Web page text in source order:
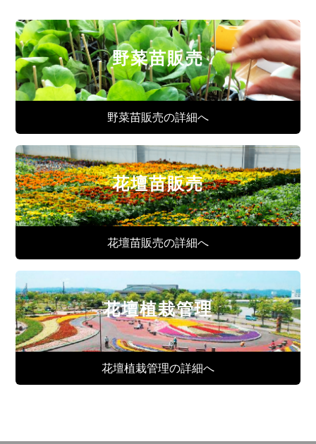
野菜苗販売
野菜苗販売の詳細へ
花壇苗販売
花壇苗販売の詳細へ
花壇植栽管理
花壇植栽管理の詳細へ